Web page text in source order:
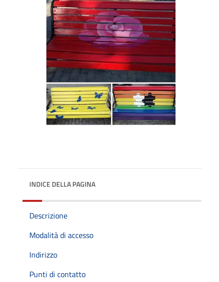
INDICE DELLA PAGINA
Descrizione
Modalità di accesso
Indirizzo
Punti di contatto